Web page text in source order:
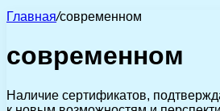
Главная/современном
современном
Наличие сертификатов,